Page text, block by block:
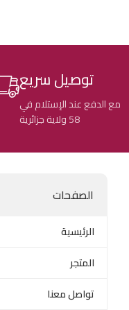
توصيل سريع
مع الدفع عند الإستلام في
58 ولاية جزائرية
الصفحات
الرئيسية
المتجر
تواصل معنا